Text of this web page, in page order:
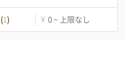
(1) ¥ 0 ~ 上限なし